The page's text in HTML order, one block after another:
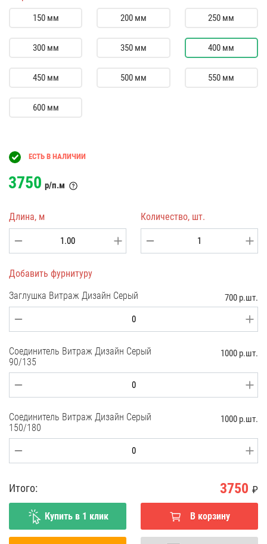
150 мм 200 мм 250 мм
300 мм 350 мм 400 мм
450 мм 500 мм 550 мм
600 мм
ЕСТЬ В НАЛИЧИИ
3750 р/п.м
Длина, м Количество, шт.
Добавить фурнитуру
Заглушка Витраж Дизайн Серый
700 р.шт.
Соединитель Витраж Дизайн Серый
90/135
1000 р.шт.
Соединитель Витраж Дизайн Серый
150/180
1000 р.шт.
Итого: 3750 ₽
Купить в 1 клик В корзину